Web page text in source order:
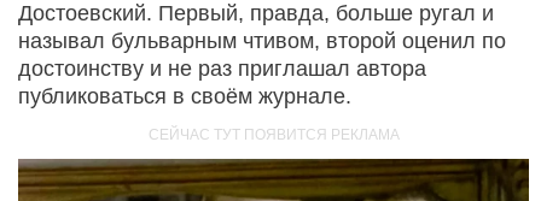
Достоевский. Первый, правда, больше ругал и
называл бульварным чтивом, второй оценил по
достоинству и не раз приглашал автора
публиковаться в своём журнале.